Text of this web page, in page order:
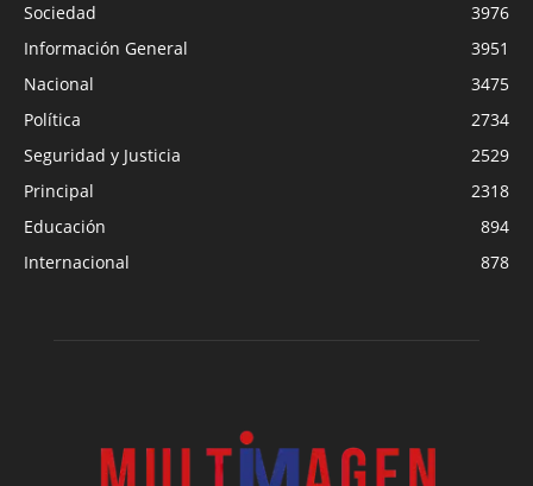
Sociedad
3976
Información General
3951
Nacional
3475
Política
2734
Seguridad y Justicia
2529
Principal
2318
Educación
894
Internacional
878